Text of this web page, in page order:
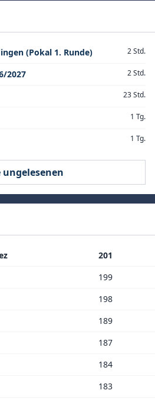
(Pokal 1. Runde) 2 Std.
2027 2 Std.
23 Std.
1 Tg.
1 Tg.
ungelesenen
201
199
198
189
187
184
183